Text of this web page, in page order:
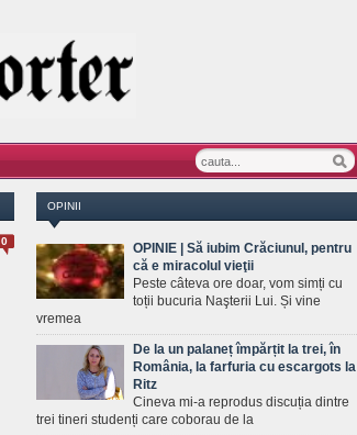
0
OPINII
OPINIE | Să iubim Crăciunul, pentru
că e miracolul vieţii
Peste câteva ore doar, vom simți cu
toții bucuria Naşterii Lui. Și vine
vremea
De la un palaneț împărțit la trei, în
România, la farfuria cu escargots la
Ritz
Cineva mi-a reprodus discuția dintre
trei tineri studenți care coborau de la